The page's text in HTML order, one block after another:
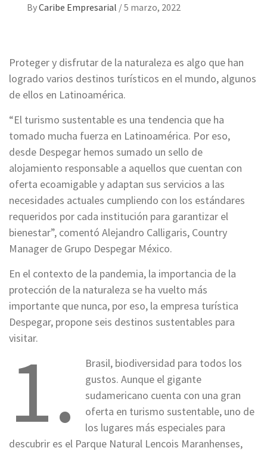
ByCaribe Empresarial /5 marzo, 2022
Proteger y disfrutar de la naturaleza es algo que han
logrado varios destinos turísticos en el mundo, algunos
de ellos en Latinoamérica.
“El turismo sustentable es una tendencia que ha
tomado mucha fuerza en Latinoamérica. Por eso,
desde Despegar hemos sumado un sello de
alojamiento responsable a aquellos que cuentan con
oferta ecoamigable y adaptan sus servicios a las
necesidades actuales cumpliendo con los estándares
requeridos por cada institución para garantizar el
bienestar”, comentó Alejandro Calligaris, Country
Manager de Grupo Despegar México.
En el contexto de la pandemia, la importancia de la
protección de la naturaleza se ha vuelto más
importante que nunca, por eso, la empresa turística
Despegar, propone seis destinos sustentables para
visitar.
1.
Brasil, biodiversidad para todos los
gustos. Aunque el gigante
sudamericano cuenta con una gran
oferta en turismo sustentable, uno de
los lugares más especiales para
descubrir es el Parque Natural Lencois Maranhenses,